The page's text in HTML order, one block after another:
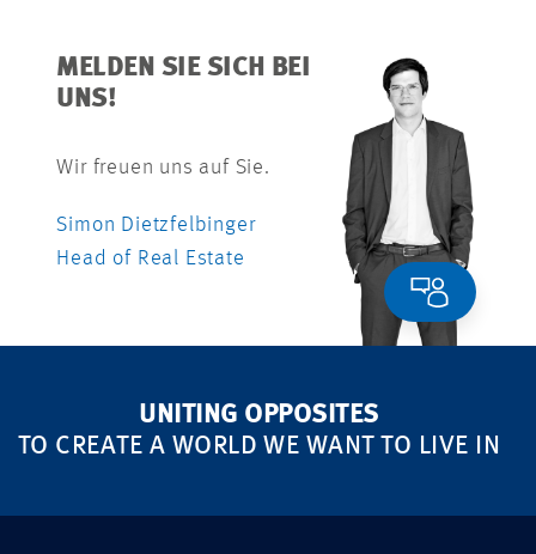
MELDEN SIE SICH BEI
UNS!
Wir freuen uns auf Sie.
Simon Dietzfelbinger
Head of Real Estate
UNITING OPPOSITES
TO CREATE A WORLD WE WANT TO LIVE IN